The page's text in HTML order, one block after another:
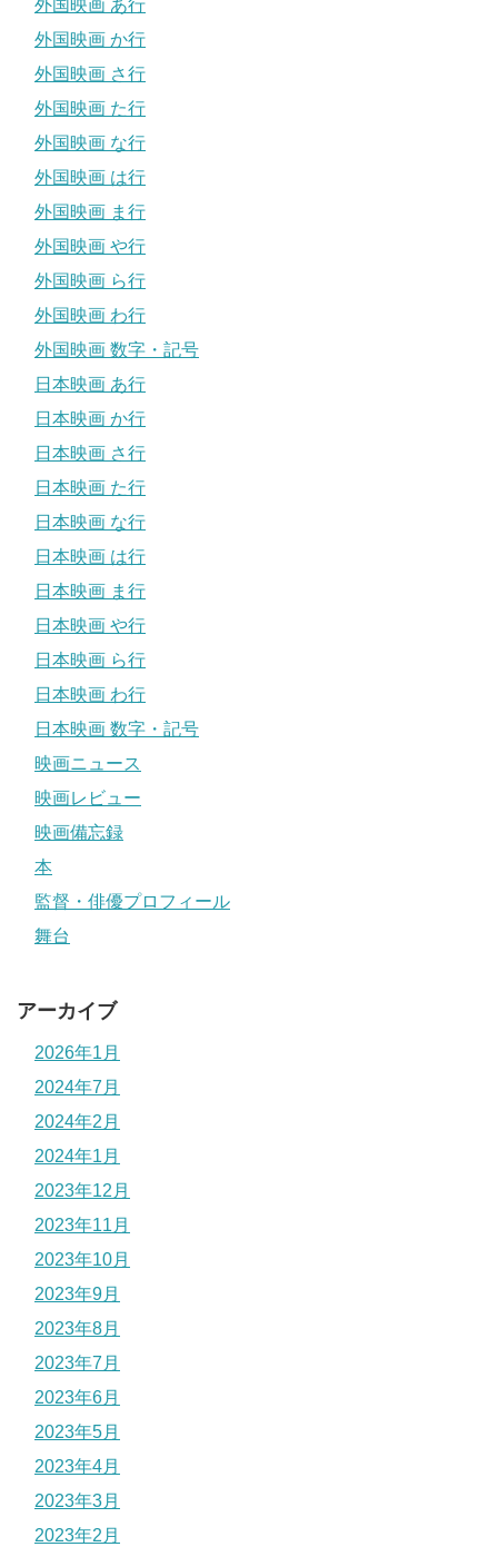
外国映画 あ行
外国映画 か行
外国映画 さ行
外国映画 た行
外国映画 な行
外国映画 は行
外国映画 ま行
外国映画 や行
外国映画 ら行
外国映画 わ行
外国映画 数字・記号
日本映画 あ行
日本映画 か行
日本映画 さ行
日本映画 た行
日本映画 な行
日本映画 は行
日本映画 ま行
日本映画 や行
日本映画 ら行
日本映画 わ行
日本映画 数字・記号
映画ニュース
映画レビュー
映画備忘録
本
監督・俳優プロフィール
舞台
アーカイブ
2026年1月
2024年7月
2024年2月
2024年1月
2023年12月
2023年11月
2023年10月
2023年9月
2023年8月
2023年7月
2023年6月
2023年5月
2023年4月
2023年3月
2023年2月